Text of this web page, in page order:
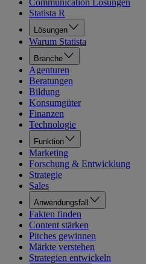
Communication Lösungen
Statista R
Lösungen
Warum Statista
Branche
Agenturen
Beratungen
Bildung
Konsumgüter
Finanzen
Technologie
Funktion
Marketing
Forschung & Entwicklung
Strategie
Sales
Anwendungsfall
Fakten finden
Content stärken
Pitches gewinnen
Märkte verstehen
Strategien entwickeln